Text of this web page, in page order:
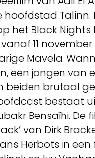
hoofdstad
het Black Nights
11
Mavela.
een jongen van
beiden brutaal
bestaat
Bensaïhi. De
van Dirk
Herbots in